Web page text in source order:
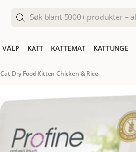
VALP KATT KATTEMAT KATTUNGE
Cat Dry Food Kitten Chicken & Rice